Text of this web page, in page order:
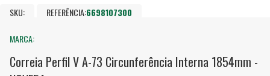
SKU: REFERÊNCIA:6698107300
MARCA:
Correia Perfil V A-73 Circunferência Interna 1854mm -